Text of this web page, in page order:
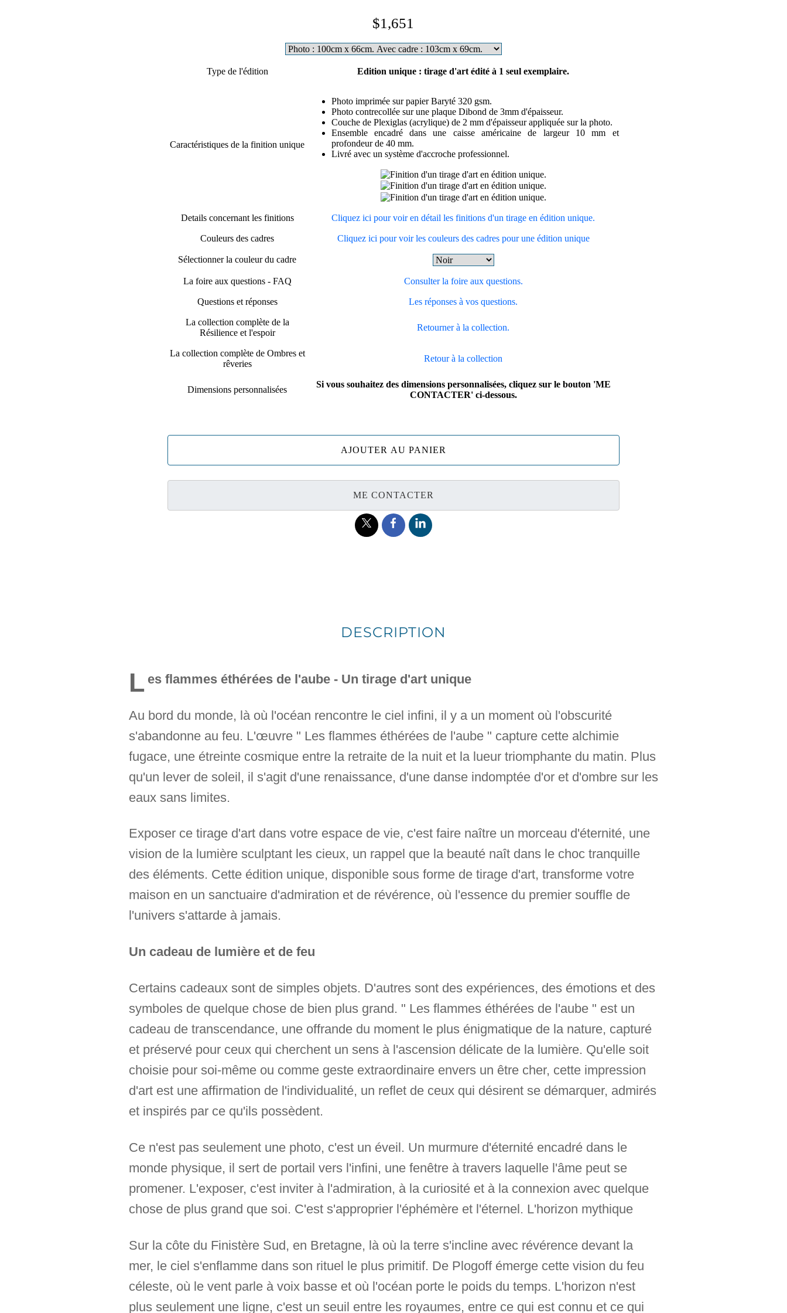
$1,651
Type de l'édition Edition unique : tirage d'art édité à 1 seul exemplaire.
Caractéristiques de la finition unique
Photo imprimée sur papier Baryté 320 gsm.
Photo contrecollée sur une plaque Dibond de 3mm d'épaisseur.
Couche de Plexiglas (acrylique) de 2 mm d'épaisseur appliquée sur la photo.
Ensemble encadré dans une caisse américaine de largeur 10 mm et
profondeur de 40 mm.
Livré avec un système d'accroche professionnel.
Details concernant les finitions Cliquez ici pour voir en détail les finitions d'un tirage en édition unique.
Couleurs des cadres Cliquez ici pour voir les couleurs des cadres pour une édition unique
Sélectionner la couleur du cadre
La foire aux questions - FAQ Consulter la foire aux questions.
Questions et réponses Les réponses à vos questions.
La collection complète de la
Résilience et l'espoir
Retourner à la collection.
La collection complète de Ombres et
rêveries
Retour à la collection
Dimensions personnalisées
Si vous souhaitez des dimensions personnalisées, cliquez sur le bouton 'ME
CONTACTER' ci-dessous.
AJOUTER AU PANIER
ME CONTACTER
DESCRIPTION
L es flammes éthérées de l'aube - Un tirage d'art unique
Au bord du monde, là où l'océan rencontre le ciel infini, il y a un moment où l'obscurité
s'abandonne au feu. L'œuvre " Les flammes éthérées de l'aube " capture cette alchimie
fugace, une étreinte cosmique entre la retraite de la nuit et la lueur triomphante du matin. Plus
qu'un lever de soleil, il s'agit d'une renaissance, d'une danse indomptée d'or et d'ombre sur les
eaux sans limites.
Exposer ce tirage d'art dans votre espace de vie, c'est faire naître un morceau d'éternité, une
vision de la lumière sculptant les cieux, un rappel que la beauté naît dans le choc tranquille
des éléments. Cette édition unique, disponible sous forme de tirage d'art, transforme votre
maison en un sanctuaire d'admiration et de révérence, où l'essence du premier souffle de
l'univers s'attarde à jamais.
Un cadeau de lumière et de feu
Certains cadeaux sont de simples objets. D'autres sont des expériences, des émotions et des
symboles de quelque chose de bien plus grand. " Les flammes éthérées de l'aube " est un
cadeau de transcendance, une offrande du moment le plus énigmatique de la nature, capturé
et préservé pour ceux qui cherchent un sens à l'ascension délicate de la lumière. Qu'elle soit
choisie pour soi-même ou comme geste extraordinaire envers un être cher, cette impression
d'art est une affirmation de l'individualité, un reflet de ceux qui désirent se démarquer, admirés
et inspirés par ce qu'ils possèdent.
Ce n'est pas seulement une photo, c'est un éveil. Un murmure d'éternité encadré dans le
monde physique, il sert de portail vers l'infini, une fenêtre à travers laquelle l'âme peut se
promener. L'exposer, c'est inviter à l'admiration, à la curiosité et à la connexion avec quelque
chose de plus grand que soi. C'est s'approprier l'éphémère et l'éternel. L'horizon mythique
Sur la côte du Finistère Sud, en Bretagne, là où la terre s'incline avec révérence devant la
mer, le ciel s'enflamme dans son rituel le plus primitif. De Plogoff émerge cette vision du feu
céleste, où le vent parle à voix basse et où l'océan porte le poids du temps. L'horizon n'est
plus seulement une ligne, c'est un seuil entre les royaumes, entre ce qui est connu et ce qui